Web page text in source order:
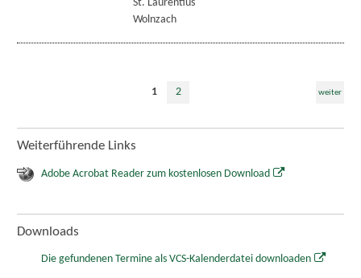
St. Laurentius
Wolnzach
1 2 weiter
Weiterführende Links
Adobe Acrobat Reader zum kostenlosen Download
Downloads
Die gefundenen Termine als VCS-Kalenderdatei downloaden